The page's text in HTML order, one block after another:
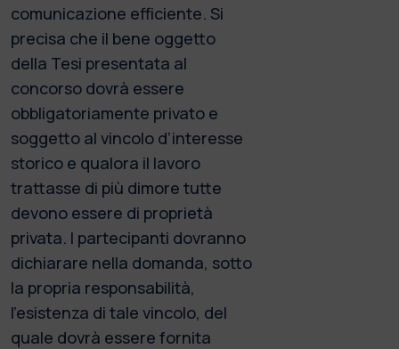
comunicazione efficiente. Si
precisa che il bene oggetto
della Tesi presentata al
concorso dovrà essere
obbligatoriamente privato e
soggetto al vincolo d’interesse
storico e qualora il lavoro
trattasse di più dimore tutte
devono essere di proprietà
privata. I partecipanti dovranno
dichiarare nella domanda, sotto
la propria responsabilità,
l’esistenza di tale vincolo, del
quale dovrà essere fornita